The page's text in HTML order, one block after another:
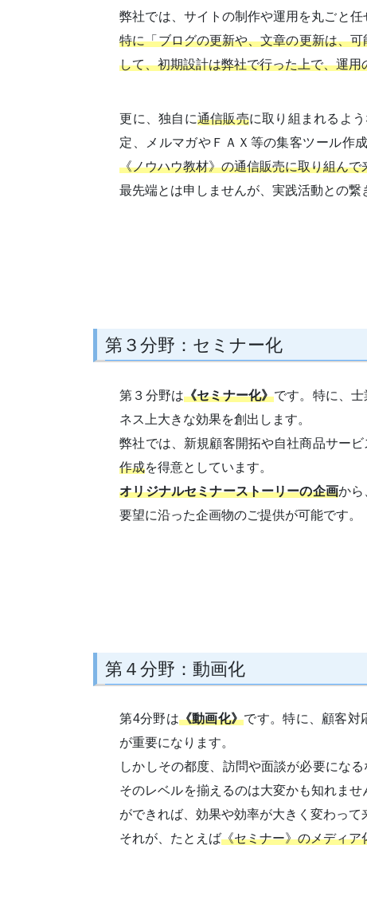
弊社では、サイトの制作や運用を丸ごと
特に「ブログの更新や、文章の更新は、
して、初期設計は弊社で行った上で、運
更に、独自に通信販売に取り組まれるよ
定、メルマガやＦＡＸ等の集客ツール作
《ノウハウ教材》の通信販売に取り組んで
最先端とは申しませんが、実践活動との繋
第３分野：セミナー化
第３分野は《セミナー化》です。特に、
ネス上大きな効果を創出します。
弊社では、新規顧客開拓や自社商品サービ
作成を得意としています。
オリジナルセミナーストーリーの企画から
要望に沿った企画物のご提供が可能です。
第４分野：動画化
第4分野は《動画化》です。特に、顧客対
が重要になります。
しかしその都度、訪問や面談が必要にな
そのレベルを揃えるのは大変かも知れませ
ができれば、効果や効率が大きく変わって
それが、たとえば《セミナー》のメディア